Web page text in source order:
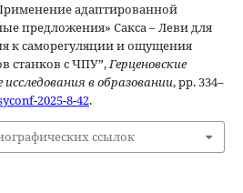
адаптированной
предложения» Сакса – Леви для
к саморегуляции и ощущения
станков с ЧПУ”,Герценовские
в образовании, pp. 334–
2025-8-42.
ссылок